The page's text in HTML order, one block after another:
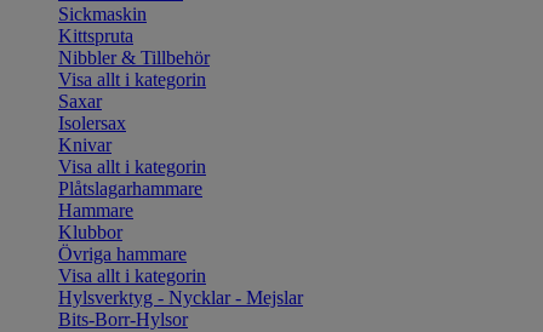
Sickmaskin
Kittspruta
Nibbler & Tillbehör
Visa allt i kategorin
Saxar
Isolersax
Knivar
Visa allt i kategorin
Plåtslagarhammare
Hammare
Klubbor
Övriga hammare
Visa allt i kategorin
Hylsverktyg - Nycklar - Mejslar
Bits-Borr-Hylsor